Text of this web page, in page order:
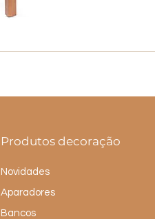
Produtos decoração
Novidades
Aparadores
Bancos